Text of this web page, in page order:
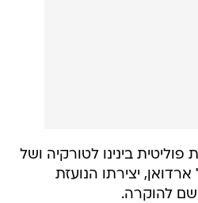
בינינו לטורקיה ושל
יצירתו הנועזת
להוקרה.